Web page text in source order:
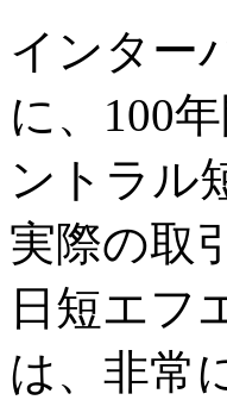
インター
に、100
ントラル
実際の取
日短エフ
は、非常